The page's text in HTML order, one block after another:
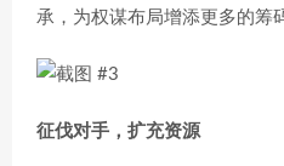
承，为权谋布局增添更多的筹
征伐对手，扩充资源